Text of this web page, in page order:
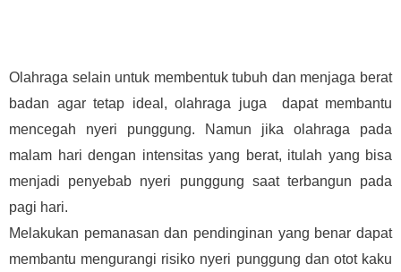
Olahraga selain untuk membentuk tubuh dan menjaga berat
badan agar tetap ideal, olahraga juga dapat membantu
mencegah nyeri punggung. Namun jika olahraga pada
malam hari dengan intensitas yang berat, itulah yang bisa
menjadi penyebab nyeri punggung saat terbangun pada
pagi hari.
Melakukan pemanasan dan pendinginan yang benar dapat
membantu mengurangi risiko nyeri punggung dan otot kaku